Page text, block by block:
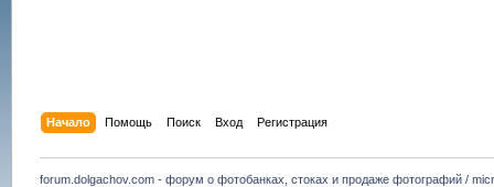
Начало Помощь Поиск Вход Регистрация
forum.dolgachov.com - форум о фотобанках, стоках и продаже фотографий /